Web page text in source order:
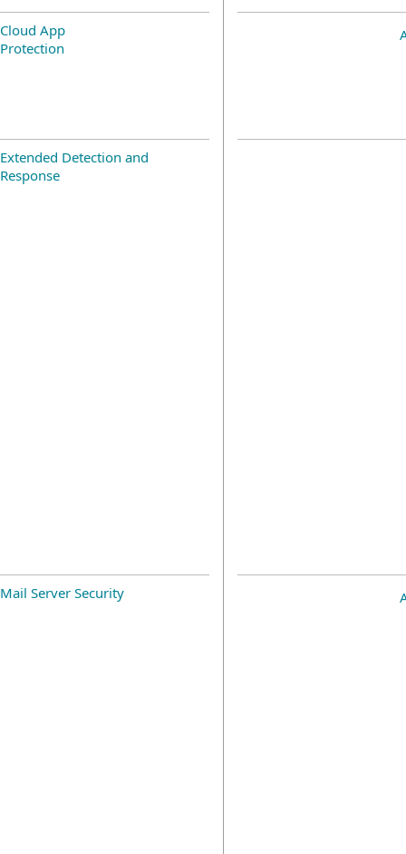
Cloud App
Protection
Extended Detection and
Response
Mail Server Security